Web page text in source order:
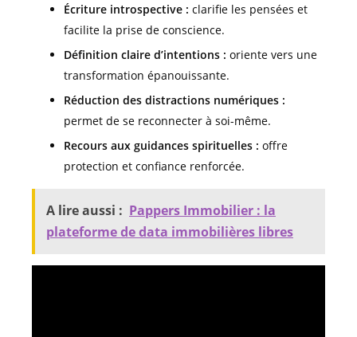
Écriture introspective : clarifie les pensées et
facilite la prise de conscience.
Définition claire d’intentions : oriente vers une
transformation épanouissante.
Réduction des distractions numériques :
permet de se reconnecter à soi-même.
Recours aux guidances spirituelles : offre
protection et confiance renforcée.
A lire aussi : Pappers Immobilier : la
plateforme de data immobilières libres